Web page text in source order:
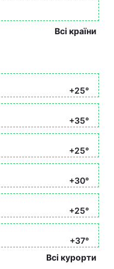
Всі країни
+25°
+35°
+25°
+30°
+25°
+37°
Всі курорти